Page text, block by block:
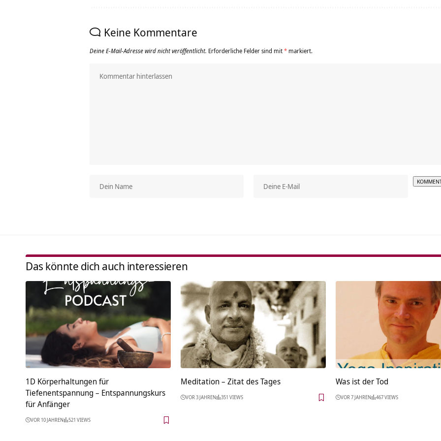
Keine Kommentare
Deine E-Mail-Adresse wird nicht veröffentlicht. Erforderliche Felder sind mit* markiert.
Das könnte dich auch interessieren
1D Körperhaltungen für
Tiefenentspannung – Entspannungskurs
für Anfänger
VOR 10 JAHREN 521 VIEWS
Meditation – Zitat des Tages
VOR 3 JAHREN 351 VIEWS
Was ist der Tod
VOR 7 JAHREN 467 VIEWS